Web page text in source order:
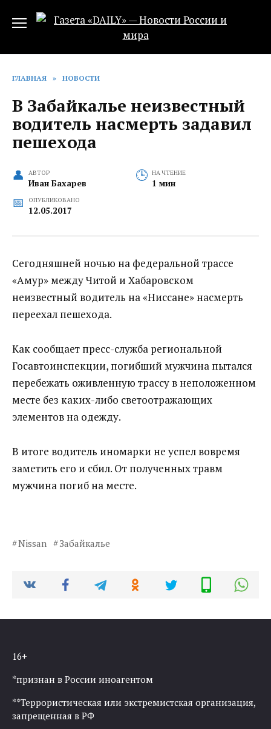
ГЛАВНАЯ » НОВОСТИ
В Забайкалье неизвестный
водитель насмерть задавил
пешехода
АВТОР
Иван Бахарев
НА ЧТЕНИЕ
1 мин
ОПУБЛИКОВАНО
12.05.2017
Сегодняшней ночью на федеральной трассе
«Амур» между Читой и Хабаровском
неизвестный водитель на «Ниссане» насмерть
переехал пешехода.
Как сообщает пресс-служба региональной
Госавтоинспекции, погибший мужчина пытался
перебежать оживленную трассу в неположенном
месте без каких-либо светоотражающих
элементов на одежду.
В итоге водитель иномарки не успел вовремя
заметить его и сбил. От полученных травм
мужчина погиб на месте.
Nissan Забайкалье
16+
*признан в России иноагентом
**Террористическая или экстремистская организация,
запрещенная в РФ